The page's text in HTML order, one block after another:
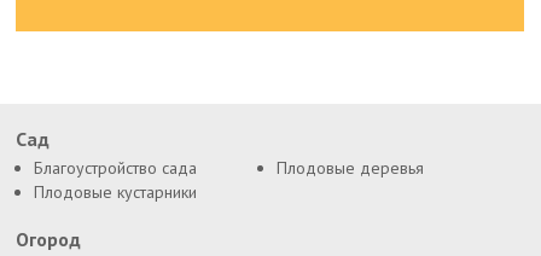
Сад
Благоустройство сада
Плодовые деревья
Плодовые кустарники
Огород